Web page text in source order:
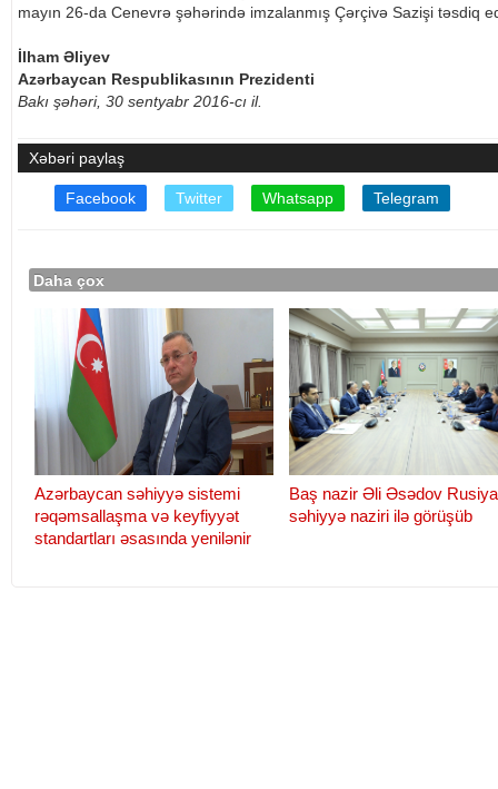
mayın 26-da Cenevrə şəhərində imzalanmış Çərçivə Sazişi təsdiq
İlham Əliyev
Azərbaycan Respublikasının Prezidenti
Bakı şəhəri, 30 sentyabr 2016-cı il.
Xəbəri paylaş
Facebook Twitter Whatsapp Telegram
Daha çox
Azərbaycan səhiyyə sistemi
rəqəmsallaşma və keyfiyyət
standartları əsasında yenilənir
Baş nazir Əli Əsədov
səhiyyə naziri ilə görüşüb